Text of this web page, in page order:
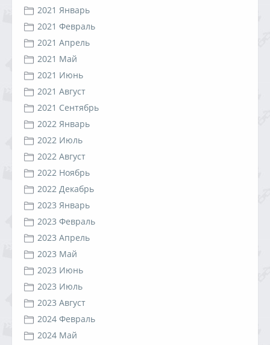
2021 Январь
2021 Февраль
2021 Апрель
2021 Май
2021 Июнь
2021 Август
2021 Сентябрь
2022 Январь
2022 Июль
2022 Август
2022 Ноябрь
2022 Декабрь
2023 Январь
2023 Февраль
2023 Апрель
2023 Май
2023 Июнь
2023 Июль
2023 Август
2024 Февраль
2024 Май